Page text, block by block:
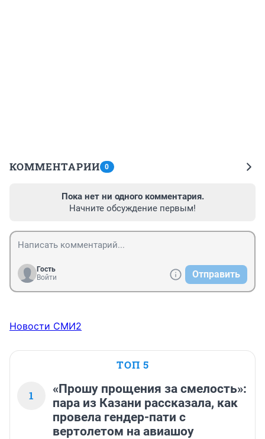
КОММЕНТАРИИ 0
Пока нет ни одного комментария.
Начните обсуждение первым!
Гость
Войти
Отправить
Новости СМИ2
ТОП 5
1
«Прошу прощения за смелость»:
пара из Казани рассказала, как
провела гендер-пати с
вертолетом на авиашоу